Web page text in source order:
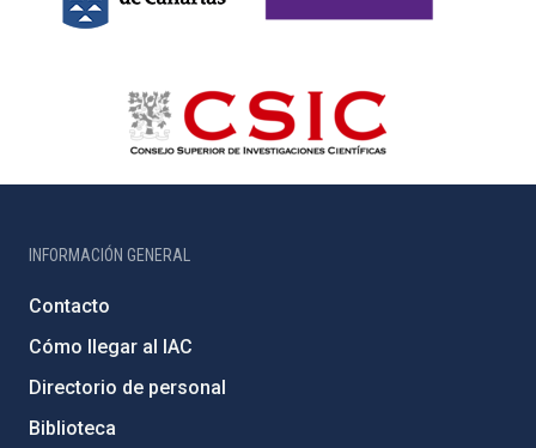
INFORMACIÓN GENERAL
Contacto
Cómo llegar al IAC
Directorio de personal
Biblioteca